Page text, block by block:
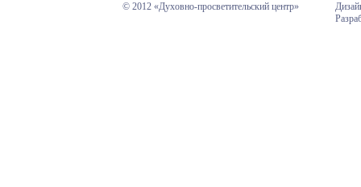
© 2012 «Духовно-просветительский центр»